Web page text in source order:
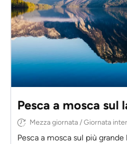
Pesca a mosca sul
Mezza giornata / Giornata
Pesca a mosca sul più